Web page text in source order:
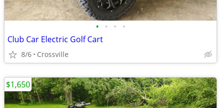
• • • •
Club Car Electric Golf Cart
8/6 Crossville
$1,650